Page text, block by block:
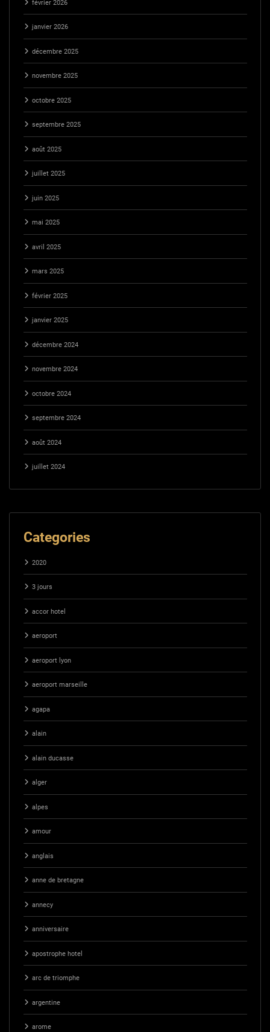
février 2026
janvier 2026
décembre 2025
novembre 2025
octobre 2025
septembre 2025
août 2025
juillet 2025
juin 2025
mai 2025
avril 2025
mars 2025
février 2025
janvier 2025
décembre 2024
novembre 2024
octobre 2024
septembre 2024
août 2024
juillet 2024
Categories
2020
3 jours
accor hotel
aeroport
aeroport lyon
aeroport marseille
agapa
alain
alain ducasse
alger
alpes
amour
anglais
anne de bretagne
annecy
anniversaire
apostrophe hotel
arc de triomphe
argentine
arome